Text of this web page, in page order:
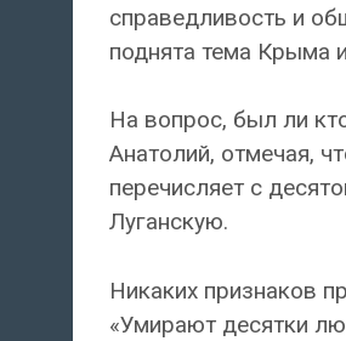
справедливость и
поднята тема Крыма
На вопрос, был ли
Анатолий, отмечая,
перечисляет с
Луганскую.
Никаких признаков
«Умирают десятки